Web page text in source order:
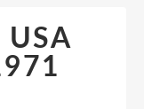
USA